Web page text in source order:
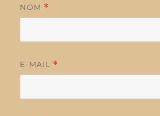
NOM *
E-MAIL *